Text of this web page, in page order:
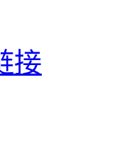
接